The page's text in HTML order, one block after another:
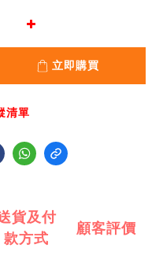
立即購買
清單
貨及付
款方式
顧客評價